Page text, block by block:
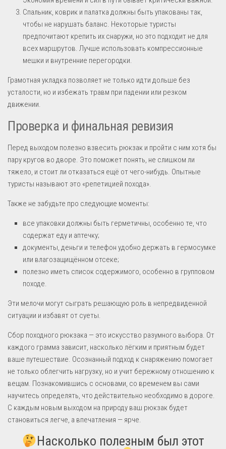
Спальник, коврик и палатка должны быть упакованы так,
чтобы не нарушать баланс. Некоторые туристы
предпочитают крепить их снаружи, но это подходит не для
всех маршрутов. Лучше использовать компрессионные
мешки и внутренние перегородки.
Грамотная укладка позволяет не только идти дольше без
усталости, но и избежать травм при падении или резком
движении.
Проверка и финальная ревизия
Перед выходом полезно взвесить рюкзак и пройти с ним хотя бы
пару кругов во дворе. Это поможет понять, не слишком ли
тяжело, и стоит ли отказаться ещё от чего-нибудь. Опытные
туристы называют это «репетицией похода».
Также не забудьте про следующие моменты:
все упаковки должны быть герметичны, особенно те, что
содержат еду и аптечку;
документы, деньги и телефон удобно держать в гермосумке
или влагозащищённом отсеке;
полезно иметь список содержимого, особенно в групповом
походе.
Эти мелочи могут сыграть решающую роль в непредвиденной
ситуации и избавят от суеты.
Сбор походного рюкзака — это искусство разумного выбора. От
каждого грамма зависит, насколько лёгким и приятным будет
ваше путешествие. Осознанный подход к снаряжению помогает
не только облегчить нагрузку, но и учит бережному отношению к
вещам. Познакомившись с основами, со временем вы сами
научитесь определять, что действительно необходимо в дороге.
С каждым новым выходом на природу ваш рюкзак будет
становиться легче, а впечатления — ярче.
Насколько полезным был этот